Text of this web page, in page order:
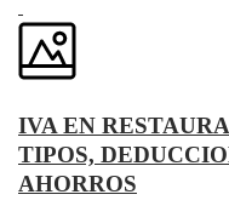
IVA EN
TIPOS,
AHORROS